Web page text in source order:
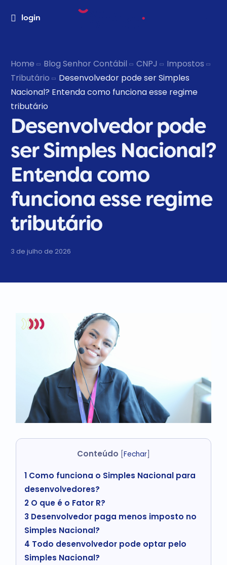
login
Home Blog Senhor Contábil CNPJ
Impostos
Tributário
Desenvolvedor pode ser Simples
Nacional? Entenda como funciona esse regime
tributário
Desenvolvedor pode
ser Simples Nacional?
Entenda como
funciona esse regime
tributário
3 de julho de 2026
Conteúdo Fechar]
1Como funciona o Simples Nacional para
desenvolvedores?
2O que é o Fator R?
3Desenvolvedor paga menos imposto no
Simples Nacional?
4 Todo desenvolvedor pode optar pelo
Simples Nacional?